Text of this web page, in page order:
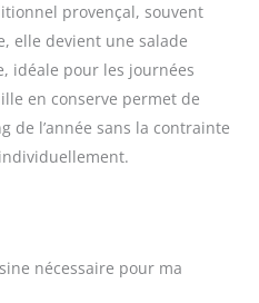
provençal, souvent
elle devient une salade
idéale pour les journées
en conserve permet de
de l’année sans la contrainte
nécessaire pour ma